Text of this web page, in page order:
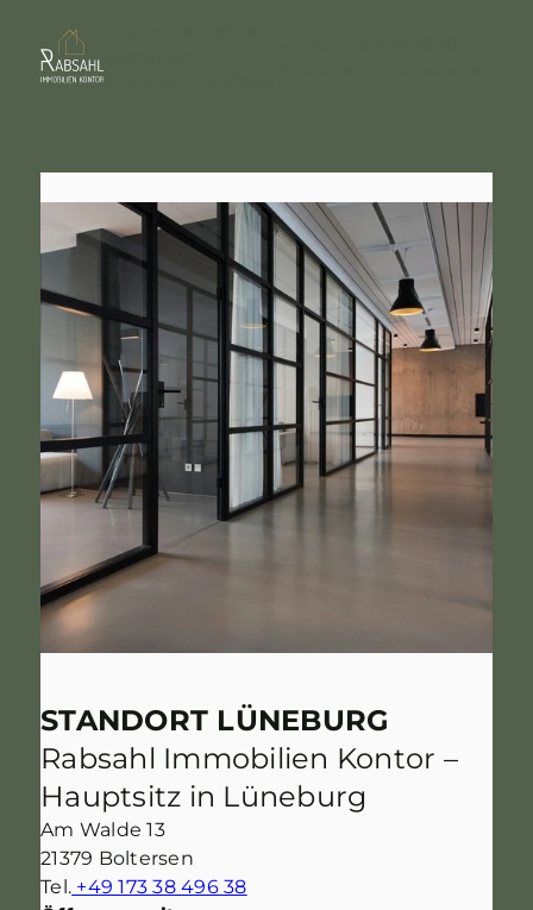
Pferdeimmobilien
STANDORT LÜNEBURG
Rabsahl Immobilien Kontor –
Hauptsitz in Lüneburg
Am Walde 13
21379 Boltersen
Tel. +49 173 38 496 38